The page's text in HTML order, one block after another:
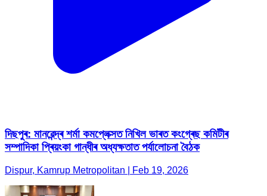
দিছপুৰ: মানৱেন্দ্ৰ শৰ্মা কমপ্লেক্সত নিখিল ভাৰত কংগ্ৰেছ কমিটীৰ
সম্পাদিকা প্ৰিয়ংকা গান্ধীৰ অধ্যক্ষতাত পৰ্যালোচনা বৈঠক
Dispur, Kamrup Metropolitan | Feb 19, 2026